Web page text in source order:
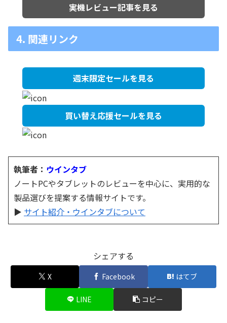
実機レビュー記事を見る
4. 関連リンク
週末限定セールを見る
買い替え応援セールを見る
執筆者： ウインタブ
ノートPCやタブレットのレビューを中心に、実用的な
製品選びを提案する情報サイトです。
▶ サイト紹介・ウインタブについて
シェアする
X Facebook はてブ
LINE コピー